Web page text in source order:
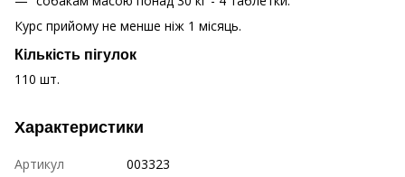
Курс прийому не менше ніж 1 місяць.
Кількість пігулок
110 шт.
Характеристики
Артикул
003323